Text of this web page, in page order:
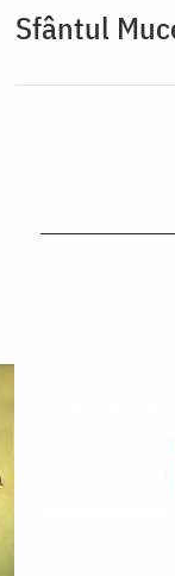
Sfântul